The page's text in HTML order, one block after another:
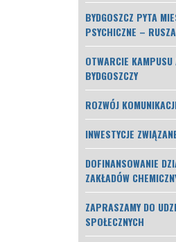
BYDGOSZCZ PYTA
PSYCHICZNE –
OTWARCIE KAMPUSU
BYDGOSZCZY
ROZWÓJ
INWESTYCJE
DOFINANSOWANIE
ZAKŁADÓW
ZAPRASZAMY DO
SPOŁECZNYCH